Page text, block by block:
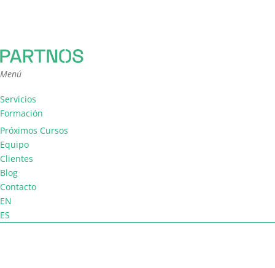
Menú
Servicios
Formación
Consultoría
Facilitación
Coaching de equipo
Próximos Cursos
Equipo
Clientes
Blog
Contacto
EN
ES